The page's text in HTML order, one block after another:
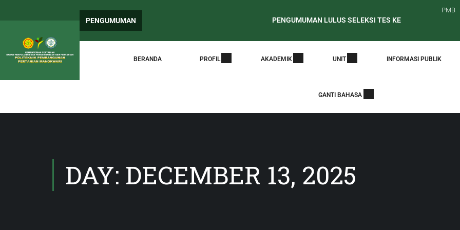
PENGUMUMAN PENGUMUMAN LULUS SELEKSI TES KESEHATAN CALON
Surat Edaran Periode Awal Pelaporan PDDikti
PMB
BERANDA PROFIL AKADEMIK UNIT INFORMASI PUBLIK
GANTI BAHASA
DAY: DECEMBER 13, 2025